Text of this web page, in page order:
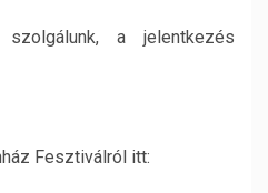
a jelentkezés
Fesztiválról itt: